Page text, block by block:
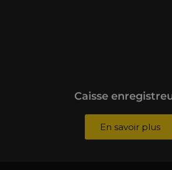
Caisse
En savoir plus